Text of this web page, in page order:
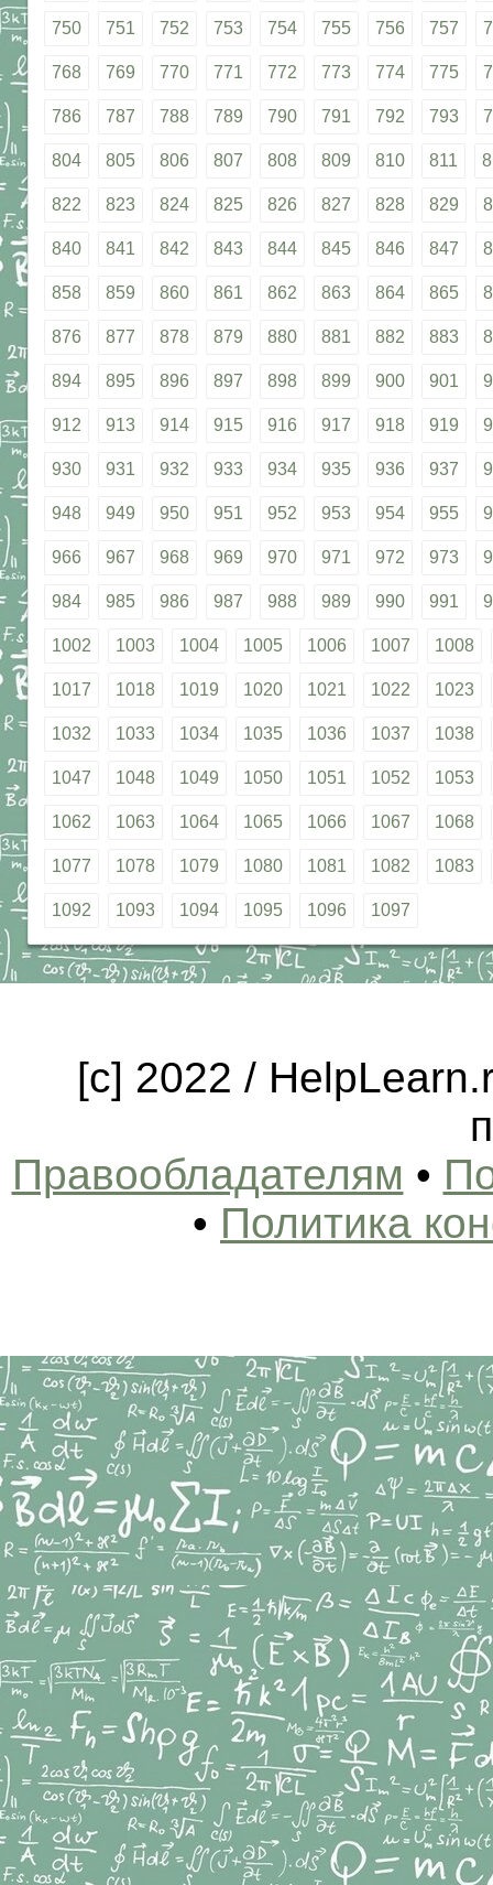
750 751 752 753 754 755 756 757
768 769 770 771 772 773 774 775
786 787 788 789 790 791 792 793
804 805 806 807 808 809 810 811
822 823 824 825 826 827 828 829
840 841 842 843 844 845 846 847
858 859 860 861 862 863 864 865
876 877 878 879 880 881 882 883
894 895 896 897 898 899 900 901
912 913 914 915 916 917 918 919
930 931 932 933 934 935 936 937
948 949 950 951 952 953 954 955
966 967 968 969 970 971 972 973
984 985 986 987 988 989 990 991
1002 1003 1004 1005 1006 1007 1008
1017 1018 1019 1020 1021 1022 1023
1032 1033 1034 1035 1036 1037 1038
1047 1048 1049 1050 1051 1052 1053
1062 1063 1064 1065 1066 1067 1068
1077 1078 1079 1080 1081 1082 1083
1092 1093 1094 1095 1096 1097
[c] 2022 /
Правообладателям •
• Политика